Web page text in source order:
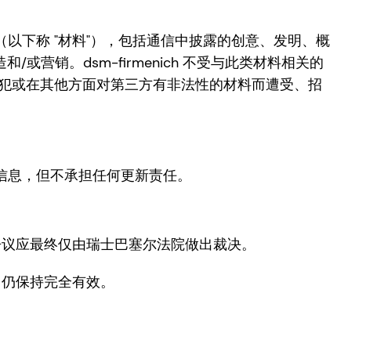
下称 "材料"），包括通信中披露的创意、发明、概
和/或营销。dsm-firmenich 不受与此类材料相关的
在其他方面对第三方有非法性的材料而遭受、招
，但不承担任何更新责任。
最终仅由瑞士巴塞尔法院做出裁决。
保持完全有效。